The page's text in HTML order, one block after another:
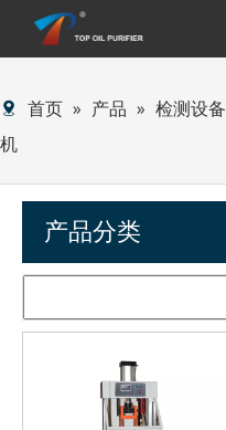
首页 » 产品 » 检测设备
机
产品分类